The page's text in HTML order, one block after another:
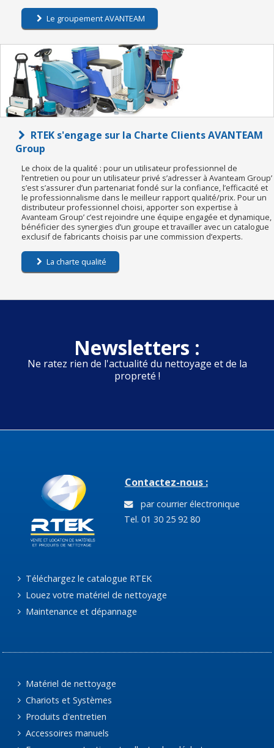
Le groupement AVANTEAM
RTEK s'engage sur la Charte Clients AVANTEAM
Group
Le choix de la qualité : pour un utilisateur professionnel de
l’entretien ou pour un utilisateur privé s’adresser à Avanteam Group’
s’est s’assurer d’un partenariat fondé sur la confiance, l’efficacité et
le professionnalisme dans le meilleur rapport qualité/prix. Pour un
distributeur professionnel choisi, apporter son expertise à
Avanteam Group’ c’est rejoindre une équipe engagée et dynamique,
bénéficier des synergies d’un groupe et travailler avec un catalogue
exclusif de fabricants choisis par une commission d’experts.
La charte qualité
Newsletters :
Ne ratez rien de l'actualité du nettoyage et de la
propreté !
Contactez-nous :
par courrier électronique
Tel. 01 30 25 92 80
Téléchargez le catalogue RTEK
Louez votre matériel de nettoyage
Maintenance et dépannage
Matériel de nettoyage
Chariots et Systèmes
Produits d'entretien
Accessoires manuels